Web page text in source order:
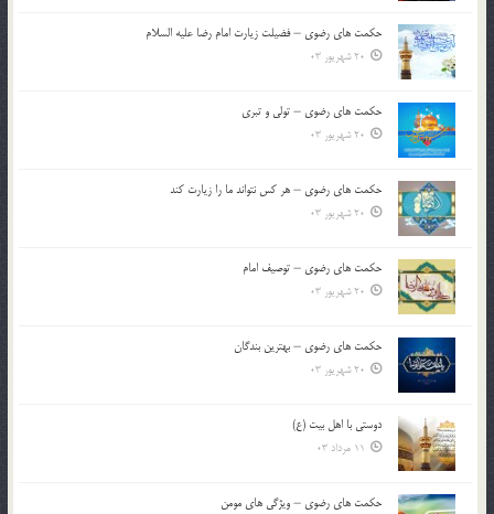
حکمت های رضوی – فضیلت زیارت امام رضا علیه السلام
20 شهریور 03
حکمت های رضوی – تولی و تبری
20 شهریور 03
حکمت های رضوی – هر کس نتواند ما را زیارت کند
20 شهریور 03
حکمت های رضوی – توصیف امام
20 شهریور 03
حکمت های رضوی – بهترین بندگان
20 شهریور 03
دوستی با اهل بیت (ع)
11 مرداد 03
حکمت های رضوی – ویژگی های مومن